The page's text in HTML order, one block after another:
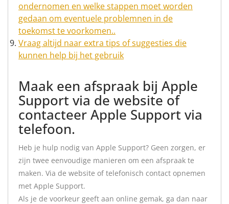
ondernomen en welke stappen moet worden
gedaan om eventuele problemnen in de
toekomst te voorkomen..
Vraag altijd naar extra tips of suggesties die
kunnen help bij het gebruik
Maak een afspraak bij Apple
Support via de website of
contacteer Apple Support via
telefoon.
Heb je hulp nodig van Apple Support? Geen zorgen, er
zijn twee eenvoudige manieren om een afspraak te
maken. Via de website of telefonisch contact opnemen
met Apple Support.
Als je de voorkeur geeft aan online gemak, ga dan naar